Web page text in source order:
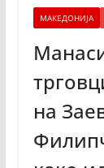
МАКЕДОНИЈА
на